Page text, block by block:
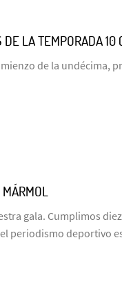
LA TEMPORADA 10
de la undécima,
gala. Cumplimos
periodismo deportivo